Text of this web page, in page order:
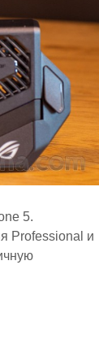
5.
Professional и